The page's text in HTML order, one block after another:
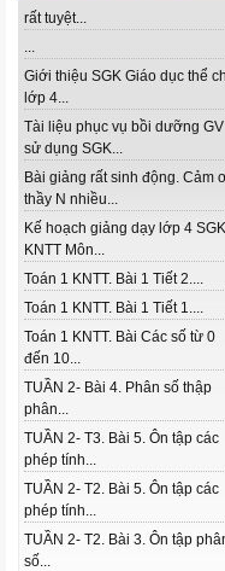
rất tuyệt...
...
Giới thiệu SGK Giáo dục thể
lớp 4...
Tài liệu phục vụ bồi dưỡng GV
sử dụng SGK...
Bài giảng rất sinh động. Cảm
thầy N nhiều...
Kế hoạch giảng dạy lớp 4
KNTT Môn...
Toán 1 KNTT. Bài 1 Tiết 2....
Toán 1 KNTT. Bài 1 Tiết 1....
Toán 1 KNTT. Bài Các số từ 0
đến 10...
TUẦN 2- Bài 4. Phân số thập
phân...
TUẦN 2- T3. Bài 5. Ôn tập các
phép tính...
TUẦN 2- T2. Bài 5. Ôn tập các
phép tính...
TUẦN 2- T2. Bài 3. Ôn tập
số...